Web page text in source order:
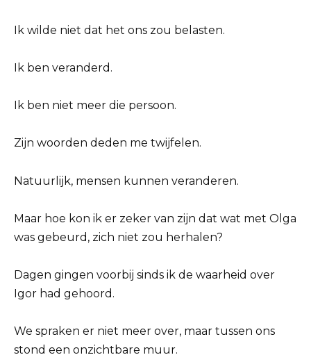
Ik wilde niet dat het ons zou belasten.
Ik ben veranderd.
Ik ben niet meer die persoon.
Zijn woorden deden me twijfelen.
Natuurlijk, mensen kunnen veranderen.
Maar hoe kon ik er zeker van zijn dat wat met Olga
was gebeurd, zich niet zou herhalen?
Dagen gingen voorbij sinds ik de waarheid over
Igor had gehoord.
We spraken er niet meer over, maar tussen ons
stond een onzichtbare muur.